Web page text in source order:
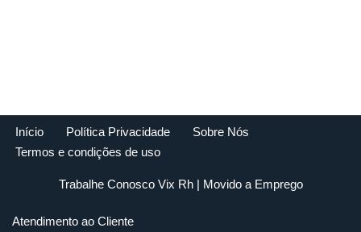
Início Política Privacidade
Sobre Nós
Termos e condições de uso
Trabalhe Conosco Vix Rh| Movido a Emprego
Atendimento ao Cliente